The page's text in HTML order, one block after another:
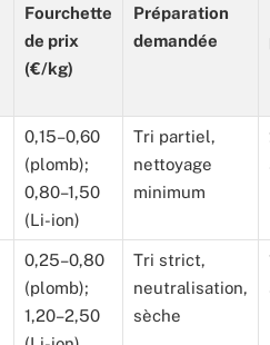
Fourchette
de prix
(€/kg)
Préparation
demandée
0,15–0,60
(plomb);
0,80–1,50
(Li-ion)
Tri partiel,
nettoyage
minimum
0,25–0,80
(plomb);
1,20–2,50
Tri strict,
neutralisation,
sèche